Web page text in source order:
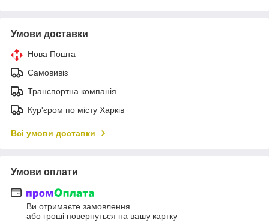
Умови доставки
Нова Пошта
Самовивіз
Транспортна компанія
Кур'єром по місту Харків
Всі умови доставки
Умови оплати
Ви отримаєте замовлення
або гроші повернуться на вашу картку